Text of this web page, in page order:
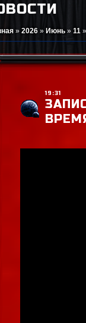
» 2026 » Июнь » 11 »
19:31